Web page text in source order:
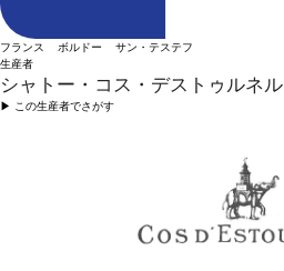
フランス ボルドー サン・テステフ
生産者
シャトー・コス・デストゥルネル
▶︎ この生産者でさがす